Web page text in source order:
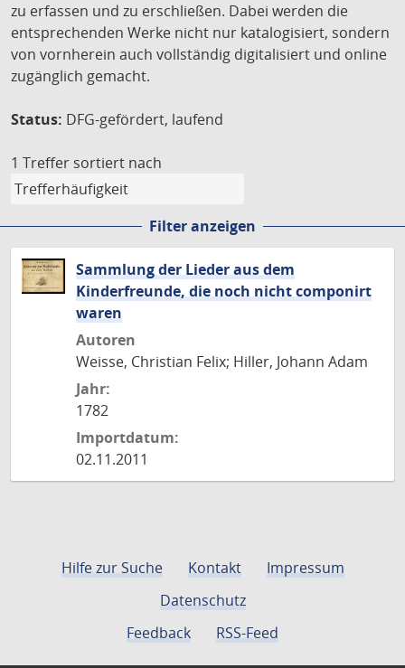
zu erfassen und zu erschließen. Dabei werden die
entsprechenden Werke nicht nur katalogisiert, sondern
von vornherein auch vollständig digitalisiert und online
zugänglich gemacht.
Status: DFG-gefördert, laufend
1 Treffer sortiert nach
Filter anzeigen
Sammlung der Lieder aus dem
Kinderfreunde, die noch nicht componirt
waren
Autoren
Weisse, Christian Felix; Hiller, Johann Adam
Jahr:
1782
Importdatum:
02.11.2011
Hilfe zur Suche Kontakt
Impressum
Datenschutz
Feedback
RSS-Feed